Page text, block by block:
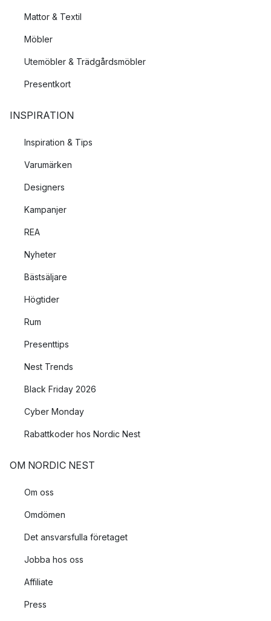
Mattor & Textil
Möbler
Utemöbler & Trädgårdsmöbler
Presentkort
INSPIRATION
Inspiration & Tips
Varumärken
Designers
Kampanjer
REA
Nyheter
Bästsäljare
Högtider
Rum
Presenttips
Nest Trends
Black Friday 2026
Cyber Monday
Rabattkoder hos Nordic Nest
OM NORDIC NEST
Om oss
Omdömen
Det ansvarsfulla företaget
Jobba hos oss
Affiliate
Press